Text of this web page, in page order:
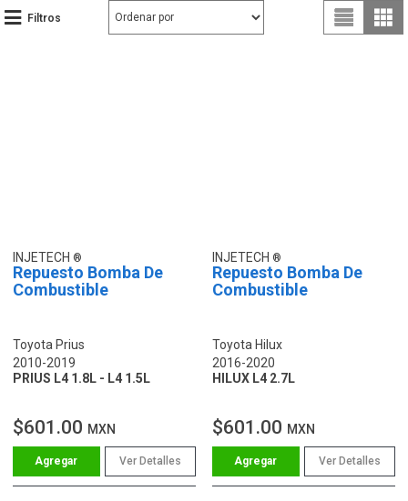
Filtros
INJETECH
Repuesto Bomba De
Combustible
Toyota Prius
2010-2019
PRIUS L4 1.8L - L4 1.5L
$601.00 MXN
Ver Detalles
INJETECH
Repuesto Bomba De
Combustible
Toyota Hilux
2016-2020
HILUX L4 2.7L
$601.00 MXN
Ver Detalles